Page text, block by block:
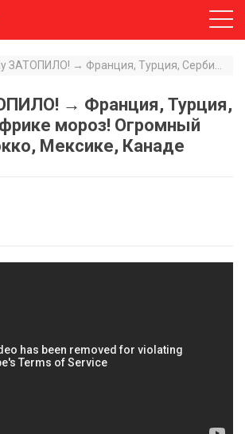
→ Франция, Турция,
мороз! Огромный
Мексике, Канаде